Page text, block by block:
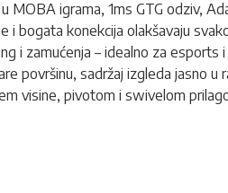
MOBA igrama, 1ms GTG odziv,
bogata konekcija olakšavaju
i zamućenja – idealno za
površinu, sadržaj izgleda jasno
visine, pivotom i swivelom